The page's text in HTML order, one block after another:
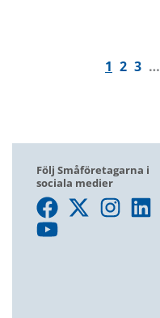
1 2 3 …
Följ Småföretagarna i
sociala medier